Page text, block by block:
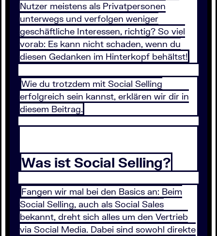
Nutzer meistens als Privatpersonen
unterwegs und verfolgen weniger
geschäftliche Interessen, richtig? So viel
vorab: Es kann nicht schaden, wenn du
diesen Gedanken im Hinterkopf behältst!
Wie du trotzdem mit Social Selling
erfolgreich sein kannst, erklären wir dir in
diesem Beitrag.
Was ist Social Selling?
Fangen wir mal bei den Basics an: Beim
Social Selling, auch als Social Sales
bekannt, dreht sich alles um den Vertrieb
via Social Media. Dabei sind sowohl direkte